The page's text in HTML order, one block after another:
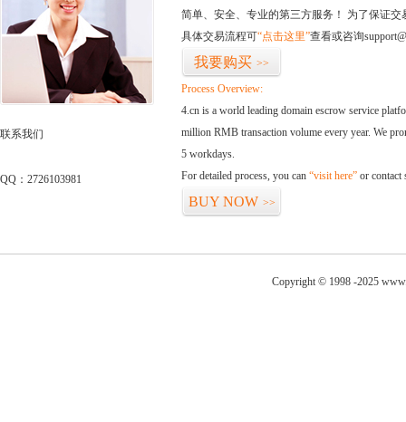
联系我们
QQ：2726103981
简单、安全、专业的第三方服务！ 为了保证
具体交易流程可“点击这里”查看或咨询
我要购买 >>
Process Overview:
4.cn is a world leading domain escrow service
million RMB transaction volume every year. We
5 workdays.
For detailed process, you can “visit here” or contact
BUY NOW >>
Copyright © 1998 -2025